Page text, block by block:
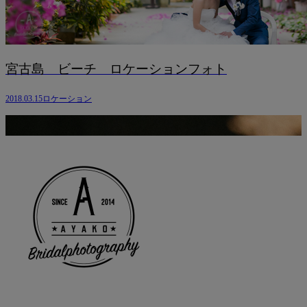
宮古島 ビーチ ロケーションフォト
2018.03.15ロケーション